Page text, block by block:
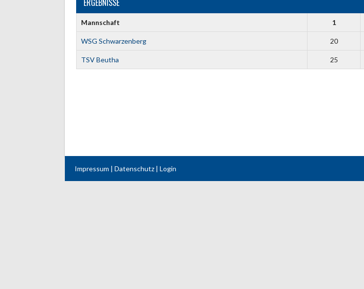
ERGEBNISSE
Mannschaft 1
WSG Schwarzenberg 20
TSV Beutha 25
Impressum | Datenschutz | Login